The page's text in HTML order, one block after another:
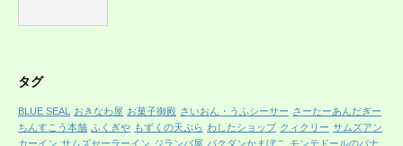
タグ
BLUE SEAL おきなわ屋 お菓子御殿 さいおん・うふシーサー さーたーあんだぎー
ちんすこう本舗 ふくぎや もずくの天ぷら わしたショップ クィクリー サムズアン
カーイン サムズセーラーイン ジランバ屋 バクダンかまぼこ
モンテドールのバナ